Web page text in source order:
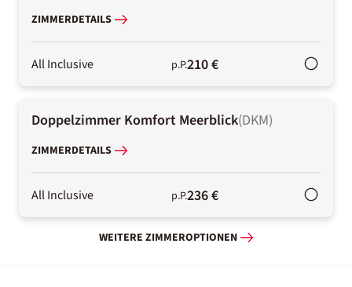
ZIMMERDETAILS
All Inclusive p.P.210 €
Doppelzimmer Komfort Meerblick(DKM)
ZIMMERDETAILS
All Inclusive p.P.236 €
WEITERE ZIMMEROPTIONEN